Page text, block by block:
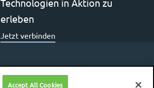
Technologien in Aktion zu
erleben
Jetzt verbinden
Accept All Cookies